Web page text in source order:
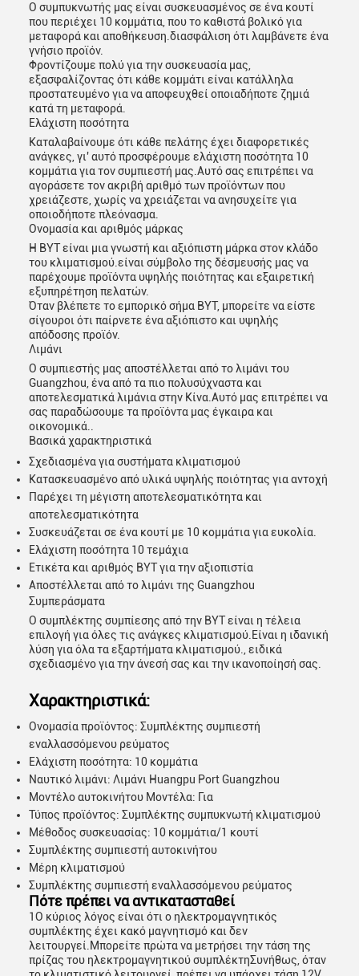
Ο συμπυκνωτής μας είναι συσκευασμένος σε ένα κουτί
που περιέχει 10 κομμάτια, που το καθιστά βολικό για
μεταφορά και αποθήκευση.διασφάλιση ότι λαμβάνετε ένα
γνήσιο προϊόν.
Φροντίζουμε πολύ για την συσκευασία μας,
εξασφαλίζοντας ότι κάθε κομμάτι είναι κατάλληλα
προστατευμένο για να αποφευχθεί οποιαδήποτε ζημιά
κατά τη μεταφορά.
Ελάχιστη ποσότητα
Καταλαβαίνουμε ότι κάθε πελάτης έχει διαφορετικές
ανάγκες, γι' αυτό προσφέρουμε ελάχιστη ποσότητα 10
κομμάτια για τον συμπιεστή μας.Αυτό σας επιτρέπει να
αγοράσετε τον ακριβή αριθμό των προϊόντων που
χρειάζεστε, χωρίς να χρειάζεται να ανησυχείτε για
οποιοδήποτε πλεόνασμα.
Ονομασία και αριθμός μάρκας
Η BYT είναι μια γνωστή και αξιόπιστη μάρκα στον κλάδο
του κλιματισμού.είναι σύμβολο της δέσμευσής μας να
παρέχουμε προϊόντα υψηλής ποιότητας και εξαιρετική
εξυπηρέτηση πελατών.
Όταν βλέπετε το εμπορικό σήμα BYT, μπορείτε να είστε
σίγουροι ότι παίρνετε ένα αξιόπιστο και υψηλής
απόδοσης προϊόν.
Λιμάνι
Ο συμπιεστής μας αποστέλλεται από το λιμάνι του
Guangzhou, ένα από τα πιο πολυσύχναστα και
αποτελεσματικά λιμάνια στην Κίνα.Αυτό μας επιτρέπει να
σας παραδώσουμε τα προϊόντα μας έγκαιρα και
οικονομικά..
Βασικά χαρακτηριστικά
Σχεδιασμένα για συστήματα κλιματισμού
Κατασκευασμένο από υλικά υψηλής ποιότητας για αντοχή
Παρέχει τη μέγιστη αποτελεσματικότητα και
αποτελεσματικότητα
Συσκευάζεται σε ένα κουτί με 10 κομμάτια για ευκολία.
Ελάχιστη ποσότητα 10 τεμάχια
Ετικέτα και αριθμός BYT για την αξιοπιστία
Αποστέλλεται από το λιμάνι της Guangzhou
Συμπεράσματα
Ο συμπλέκτης συμπίεσης από την BYT είναι η τέλεια
επιλογή για όλες τις ανάγκες κλιματισμού.Είναι η ιδανική
λύση για όλα τα εξαρτήματα κλιματισμού., ειδικά
σχεδιασμένο για την άνεσή σας και την ικανοποίησή σας.
Χαρακτηριστικά:
Ονομασία προϊόντος: Συμπλέκτης συμπιεστή
εναλλασσόμενου ρεύματος
Ελάχιστη ποσότητα: 10 κομμάτια
Ναυτικό λιμάνι: Λιμάνι Huangpu Port Guangzhou
Μοντέλο αυτοκινήτου Μοντέλα: Για
Τύπος προϊόντος: Συμπλέκτης συμπυκνωτή κλιματισμού
Μέθοδος συσκευασίας: 10 κομμάτια/1 κουτί
Συμπλέκτης συμπιεστή αυτοκινήτου
Μέρη κλιματισμού
Συμπλέκτης συμπιεστή εναλλασσόμενου ρεύματος
Πότε πρέπει να αντικατασταθεί
1Ο κύριος λόγος είναι ότι ο ηλεκτρομαγνητικός
συμπλέκτης έχει κακό μαγνητισμό και δεν
λειτουργεί.Μπορείτε πρώτα να μετρήσει την τάση της
πρίζας του ηλεκτρομαγνητικού συμπλέκτηΣυνήθως, όταν